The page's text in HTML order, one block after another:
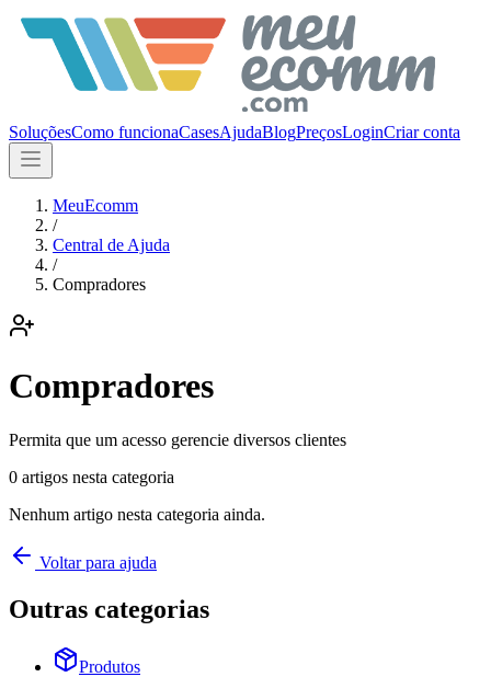
SoluçõesComo funcionaCasesAjudaBlogPreçosLoginCriar conta
MeuEcomm
/
Central de Ajuda
/
Compradores
Compradores
Permita que um acesso gerencie diversos clientes
0 artigos nesta categoria
Nenhum artigo nesta categoria ainda.
Voltar para ajuda
Outras categorias
Produtos